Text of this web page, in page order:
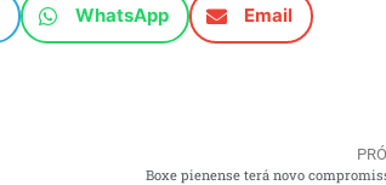
WhatsApp Email
Boxe pienense terá novo